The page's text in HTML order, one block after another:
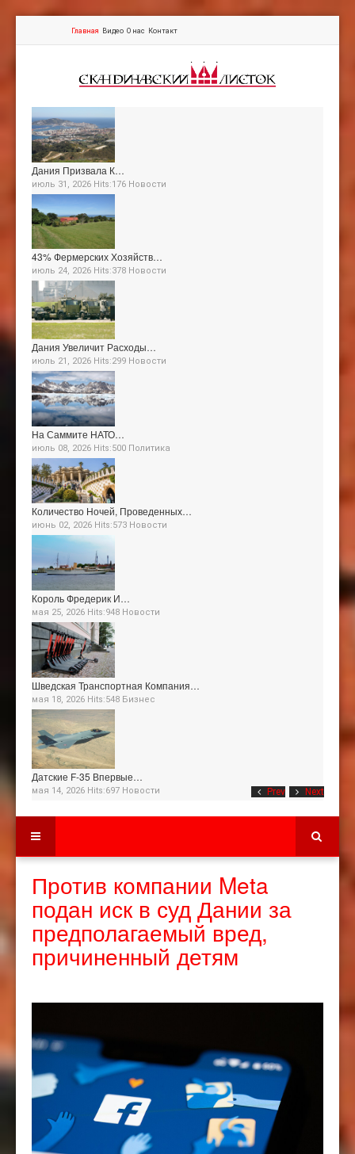
Главная Видео О нас Контакт
Prev Next
Дания Призвала К…
июль 31, 2026 Hits:176 Новости
43% Фермерских Хозяйств…
июль 24, 2026 Hits:378 Новости
Дания Увеличит Расходы…
июль 21, 2026 Hits:299 Новости
На Саммите НАТО…
июль 08, 2026 Hits:500 Политика
Количество Ночей, Проведенных…
июнь 02, 2026 Hits:573 Новости
Король Фредерик И…
мая 25, 2026 Hits:948 Новости
Шведская Транспортная Компания…
мая 18, 2026 Hits:548 Бизнес
Датские F-35 Впервые…
мая 14, 2026 Hits:697 Новости
Против компании Meta
подан иск в суд Дании за
предполагаемый вред,
причиненный детям